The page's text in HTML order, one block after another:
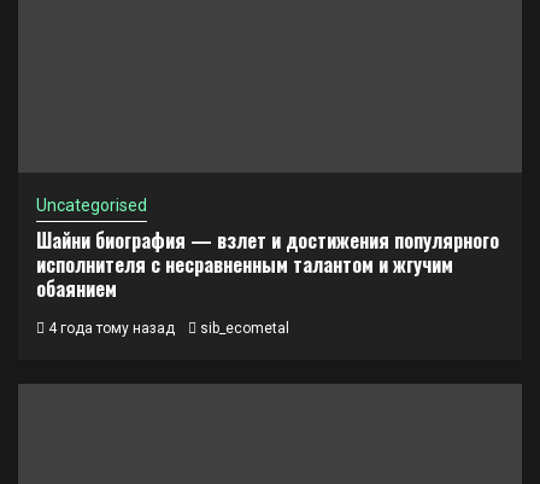
Uncategorised
Шайни биография — взлет и достижения популярного
исполнителя с несравненным талантом и жгучим
обаянием
4 года тому назад sib_ecometal